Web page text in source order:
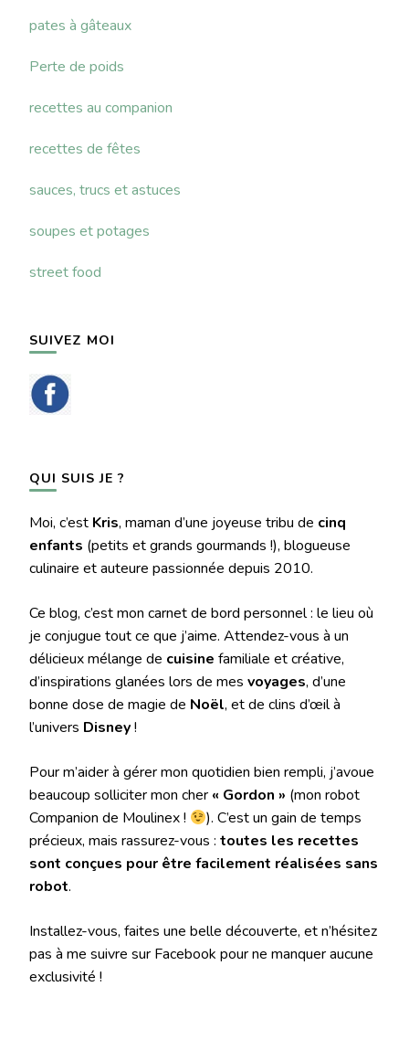
pates à gâteaux
Perte de poids
recettes au companion
recettes de fêtes
sauces, trucs et astuces
soupes et potages
street food
SUIVEZ MOI
QUI SUIS JE ?
Moi, c’est Kris, maman d’une joyeuse tribu de cinq
enfants (petits et grands gourmands !), blogueuse
culinaire et auteure passionnée depuis 2010.
Ce blog, c’est mon carnet de bord personnel : le lieu où
je conjugue tout ce que j’aime. Attendez-vous à un
délicieux mélange de cuisine familiale et créative,
d’inspirations glanées lors de mes voyages, d’une
bonne dose de magie de Noël, et de clins d’œil à
l’univers Disney!
Pour m’aider à gérer mon quotidien bien rempli, j’avoue
beaucoup solliciter mon cher « Gordon » (mon robot
Companion de Moulinex !
). C’est un gain de temps
précieux, mais rassurez-vous : toutes les recettes
sont conçues pour être facilement réalisées sans
robot.
Installez-vous, faites une belle découverte, et n’hésitez
pas à me suivre sur Facebook pour ne manquer aucune
exclusivité !